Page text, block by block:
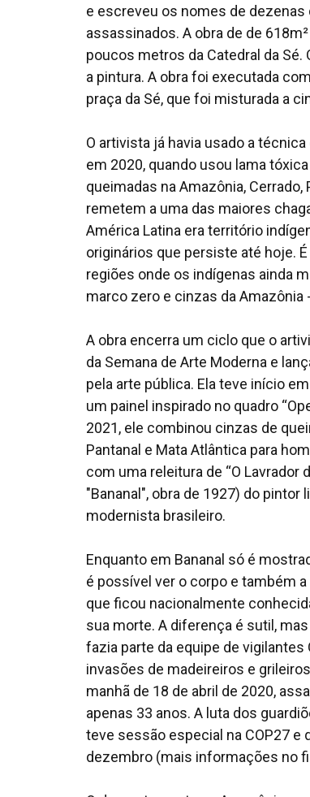
e escreveu os nomes de
assassinados. A obra de de
poucos metros da Catedral da
a pintura. A obra foi executada
praça da Sé, que foi misturada a
O artivista já havia usado a
em 2020, quando usou lama
queimadas na Amazônia,
remetem a uma das maiores
América Latina era território
originários que persiste até hoje.
regiões onde os indígenas ainda
marco zero e cinzas da Amazônia
A obra encerra um ciclo que o
da Semana de Arte Moderna e
pela arte pública. Ela teve início
um painel inspirado no quadro
2021, ele combinou cinzas de
Pantanal e Mata Atlântica para
com uma releitura de “O Lavrador
"Bananal", obra de 1927) do
modernista brasileiro.
Enquanto em Bananal só é
é possível ver o corpo e também
que ficou nacionalmente
sua morte. A diferença é sutil,
fazia parte da equipe de
invasões de madeireiros e
manhã de 18 de abril de 2020,
apenas 33 anos. A luta dos
teve sessão especial na COP27
dezembro (mais informações no